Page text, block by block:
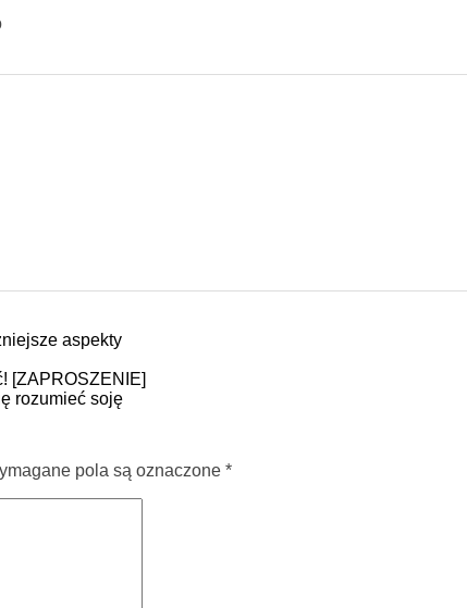
aspekty
[ZAPROSZENIE]
rozumieć soję
pola są oznaczone *